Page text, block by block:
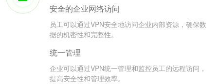
安全的企业网络访问
员工可以通过VPN安全地访问企业内部资源，确保数
据的机密性和完整性。
统一管理
企业可以通过VPN统一管理和监控员工的远程访问，
提高安全性和管理效率。